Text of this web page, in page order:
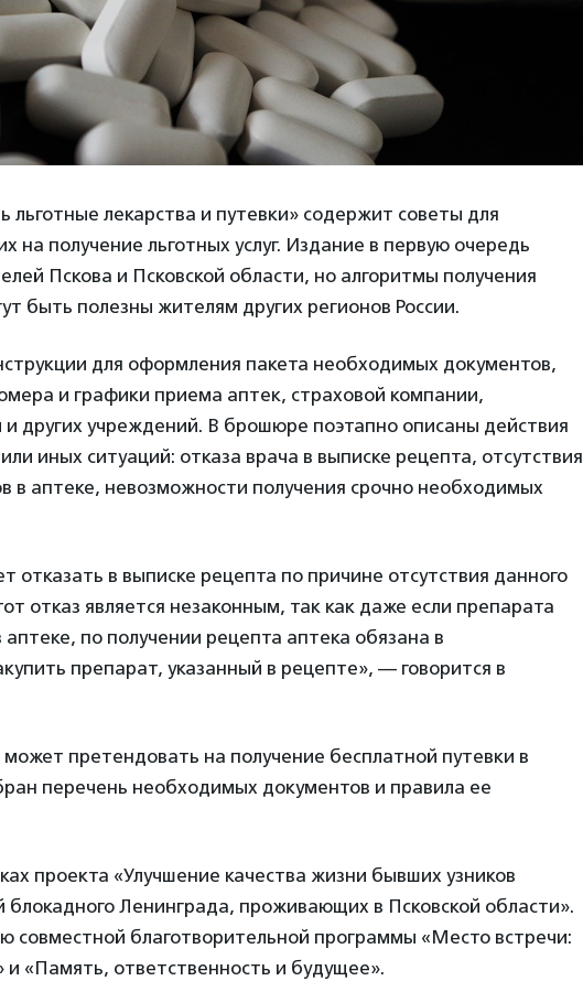
льготные лекарства и путевки» содержит советы для
на получение льготных услуг. Издание в первую очередь
Пскова и Псковской области, но алгоритмы получения
быть полезны жителям других регионов России.
для оформления пакета необходимых документов,
и графики приема аптек, страховой компании,
других учреждений. В брошюре поэтапно описаны действия
иных ситуаций: отказа врача в выписке рецепта, отсутствия
в аптеке, невозможности получения срочно необходимых
отказать в выписке рецепта по причине отсутствия данного
отказ является незаконным, так как даже если препарата
по получении рецепта аптека обязана в
препарат, указанный в рецепте», — говорится в
может претендовать на получение бесплатной путевки в
перечень необходимых документов и правила ее
проекта «Улучшение качества жизни бывших узников
блокадного Ленинграда, проживающих в Псковской области».
совместной благотворительной программы «Место встречи:
«Память, ответственность и будущее».